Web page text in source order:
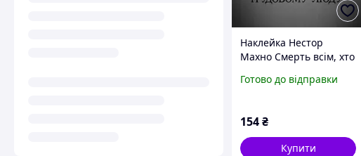
Наклейка Нестор
Махно Смерть всім, хто
Готово до відправки
154₴
Купити